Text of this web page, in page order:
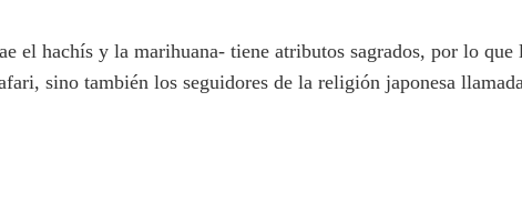
el hachís y la marihuana- tiene atributos sagrados, por lo
sino también los seguidores de la religión japonesa